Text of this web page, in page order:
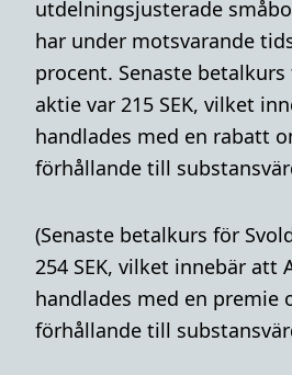
utdelningsjusterade
har under motsvarande
procent. Senaste betalkurs
aktie var 215 SEK, vilket
handlades med en rabatt
förhållande till
(Senaste betalkurs för
254 SEK, vilket innebär att
handlades med en premie
förhållande till